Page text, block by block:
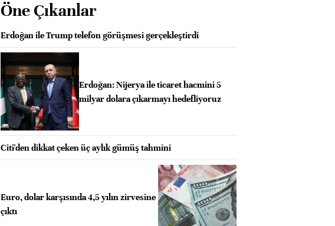
Öne Çıkanlar
Erdoğan ile Trump telefon görüşmesi gerçekleştirdi
Erdoğan: Nijerya ile ticaret hacmini 5
milyar dolara çıkarmayı hedefliyoruz
Citi'den dikkat çeken üç aylık gümüş tahmini
Euro, dolar karşısında 4,5 yılın zirvesine
çıktı